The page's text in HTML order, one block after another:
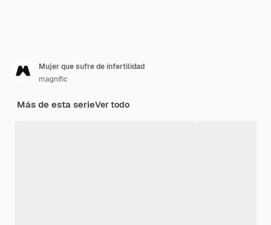
Mujer que sufre de infertilidad
magnific
Más de esta serieVer todo